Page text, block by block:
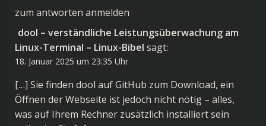
zum antworten anmelden
dool – verständliche Leistungsüberwachung am
Linux-Terminal – Linux-Bibel sagt:
18. Januar 2025 um 23:35 Uhr
[…] Sie finden dool auf GitHub zum Download, ein
Öffnen der Webseite ist jedoch nicht nötig – alles,
was auf Ihrem Rechner zusätzlich installiert sein